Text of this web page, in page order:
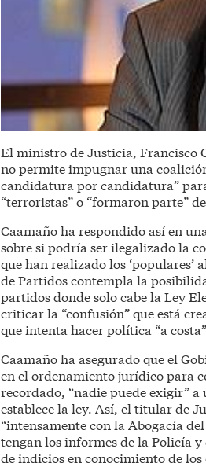
El ministro de Justicia, Francisco
no permite impugnar una
candidatura por candidatura”
“terroristas” o “formaron parte”
Caamaño ha respondido así en
sobre si podría ser ilegalizado la
que han realizado los
de Partidos contempla la
partidos donde solo cabe la Ley
criticar la “confusión” que está
que intenta hacer política “a
Caamaño ha asegurado que el
en el ordenamiento jurídico para
recordado, “nadie puede exigir” a
establece la ley. Así, el titular de
“intensamente con la Abogacía
tengan los informes de la Policía
de indicios en conocimiento de